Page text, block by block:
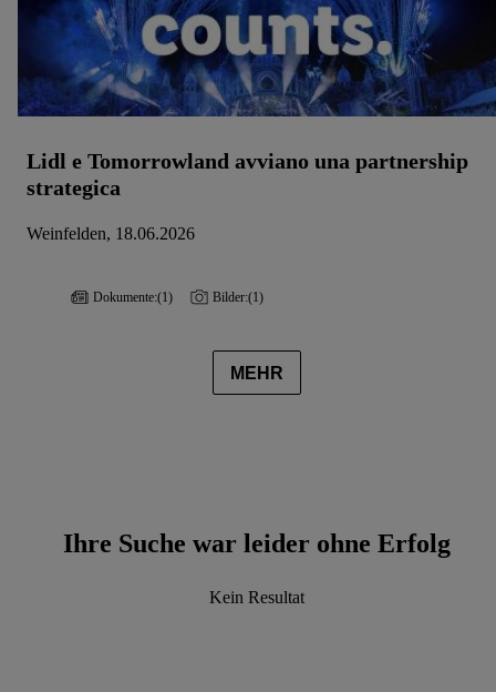
Lidl e Tomorrowland avviano una partnership
strategica
Weinfelden, 18.06.2026
Dokumente:(1) Bilder:(1)
MEHR
Ihre Suche war leider ohne Erfolg
Kein Resultat